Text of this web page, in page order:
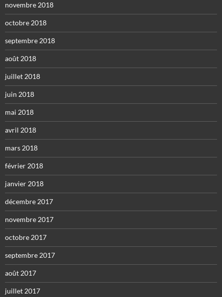
novembre 2018
octobre 2018
septembre 2018
août 2018
juillet 2018
juin 2018
mai 2018
avril 2018
mars 2018
février 2018
janvier 2018
décembre 2017
novembre 2017
octobre 2017
septembre 2017
août 2017
juillet 2017